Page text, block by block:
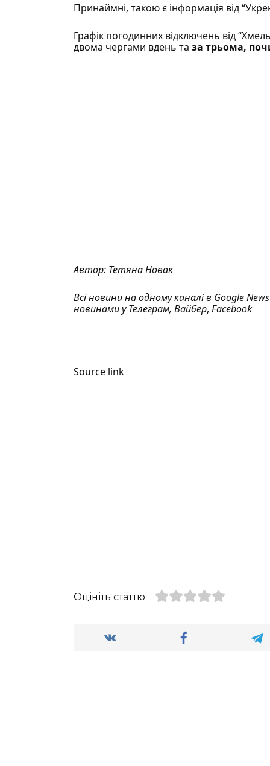
Принаймні, такою є інформація від
Графік погодинних відключень від
двома чергами вдень та за трьома,
Автор: Тетяна Новак
Всі новини на одному каналі в Google News
новинами уТелеграм, Вайбер, Facebook
Source link
Оцініть статтю